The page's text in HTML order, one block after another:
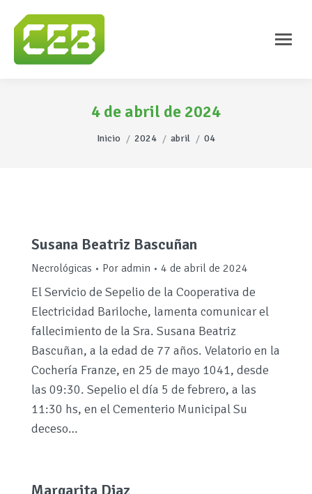
4 de abril de 2024
Estás aquí:
Inicio 2024 abril 04
Susana Beatriz Bascuñan
Necrológicas Por admin 4 de abril de 2024
El Servicio de Sepelio de la Cooperativa de
Electricidad Bariloche, lamenta comunicar el
fallecimiento de la Sra. Susana Beatriz
Bascuñan, a la edad de 77 años. Velatorio en la
Cochería Franze, en 25 de mayo 1041, desde
las 09:30. Sepelio el día 5 de febrero, a las
11:30 hs, en el Cementerio Municipal Su
deceso…
Margarita Diaz